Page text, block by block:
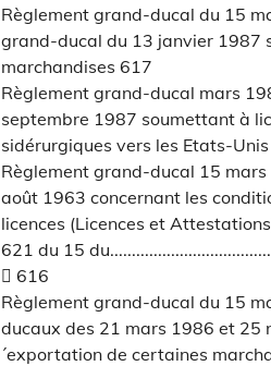
Règlement grand-ducal du 15
grand-ducal du 13 janvier 1987
marchandises 617
Règlement grand-ducal mars
septembre 1987 soumettant à
sidérurgiques vers les Etats-
Règlement grand-ducal 15
août 1963 concernant les
licences (Licences et
621 du 15
 616
Règlement grand-ducal du 15
ducaux des 21 mars 1986 et 25
´exportation de certaines